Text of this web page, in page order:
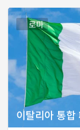
로마
이탈리아 통합